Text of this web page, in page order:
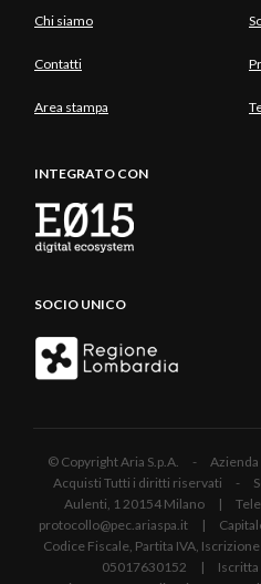
Chi siamo
Contatti
Area stampa
INTEGRATO CON
SOCIO UNICO
© Copyright Aria S.p.A. - Azienda
Acquisti Tutti i diritti riservati -
Aulenti, 1 20154 Milano |
protocollo@pec.ariaspa.it |
Codice Fiscale, Partita IVA,
05017630152 | Iscritta